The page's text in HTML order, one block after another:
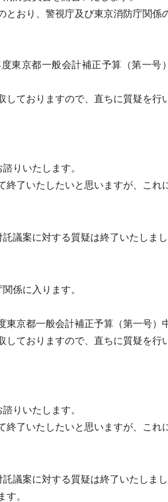
おり、警視庁及び東京消防庁関係
東京都一般会計補正予算（第一号
ておりますので、直ちに質疑を行
りいたします。
了いたしたいと思いますが、これ
議案に対する質疑は終了いたしまし
係に入ります。
京都一般会計補正予算（第一号）
ておりますので、直ちに質疑を行
りいたします。
了いたしたいと思いますが、これ
議案に対する質疑は終了いたしまし
。